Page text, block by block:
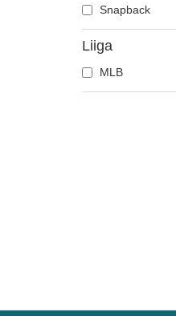
Boston Bruins
Boston Celtics
Boston Red Sox
Brooklyn Nets
Snapback
Liiga
MLB